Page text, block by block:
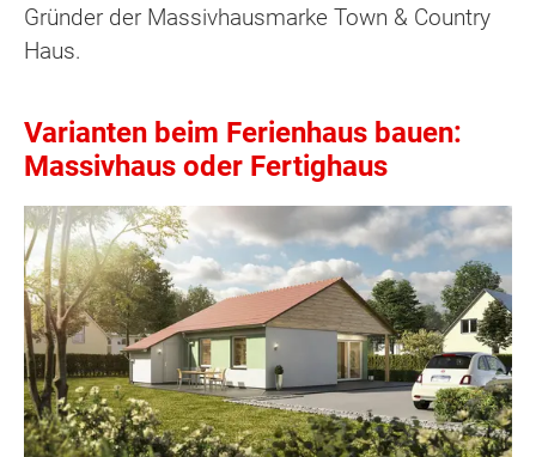
Gründer der Massivhausmarke Town & Country
Haus.
Varianten beim Ferienhaus bauen:
Massivhaus oder Fertighaus